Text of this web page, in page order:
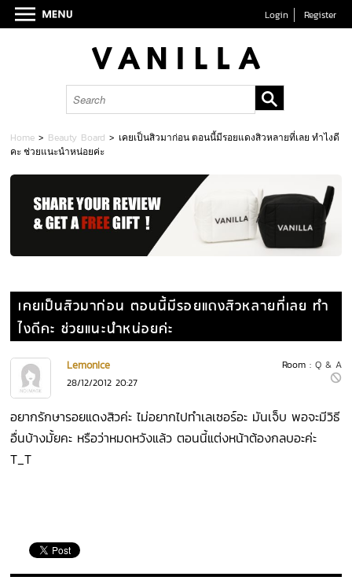
Login Register
Home > Beauty Board > เคยเป็นสิวมาก่อน ตอนนี้มีรอยแดงสิวหลายที่เลย ทำไงดี
คะ ช่วยแนะนำหน่อยค่ะ
เคยเป็นสิวมาก่อน ตอนนี้มีรอยแดงสิวหลายที่เลย ทำ
ไงดีคะ ช่วยแนะนำหน่อยค่ะ
Room : Q & A
LemonIce
28/12/2012 20:27
อยากรักษารอยแดงสิวค่ะ ไม่อยากไปทำเลเซอร์อะ มันเจ็บ พอจะมีวิธี
อื่นบ้างมั้ยคะ หรือว่าหมดหวังแล้ว ตอนนี้แต่งหน้าต้องกลบอะค่ะ
T_T